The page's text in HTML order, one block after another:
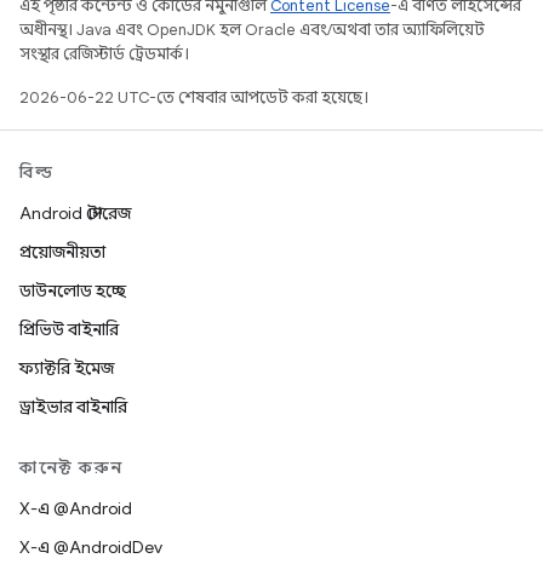
এই পৃষ্ঠার কন্টেন্ট ও কোডের নমুনাগুলিContent License-এ বর্ণিত লাইসেন্সের
অধীনস্থ। Java এবং OpenJDK হল Oracle এবং/অথবা তার অ্যাফিলিয়েট
সংস্থার রেজিস্টার্ড ট্রেডমার্ক।
2026-06-22 UTC-তে শেষবার আপডেট করা হয়েছে।
বিল্ড
Android স্টোরেজ
প্রয়োজনীয়তা
ডাউনলোড হচ্ছে
প্রিভিউ বাইনারি
ফ্যাক্টরি ইমেজ
ড্রাইভার বাইনারি
কানেক্ট করুন
X-এ @Android
X-এ @AndroidDev